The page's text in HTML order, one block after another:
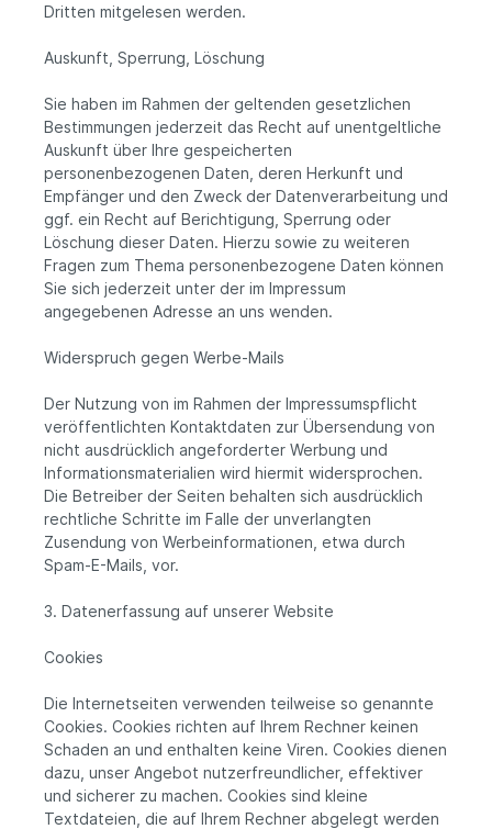
Dritten mitgelesen werden.
Auskunft, Sperrung, Löschung
Sie haben im Rahmen der geltenden gesetzlichen
Bestimmungen jederzeit das Recht auf unentgeltliche
Auskunft über Ihre gespeicherten
personenbezogenen Daten, deren Herkunft und
Empfänger und den Zweck der Datenverarbeitung und
ggf. ein Recht auf Berichtigung, Sperrung oder
Löschung dieser Daten. Hierzu sowie zu weiteren
Fragen zum Thema personenbezogene Daten können
Sie sich jederzeit unter der im Impressum
angegebenen Adresse an uns wenden.
Widerspruch gegen Werbe-Mails
Der Nutzung von im Rahmen der Impressumspflicht
veröffentlichten Kontaktdaten zur Übersendung von
nicht ausdrücklich angeforderter Werbung und
Informationsmaterialien wird hiermit widersprochen.
Die Betreiber der Seiten behalten sich ausdrücklich
rechtliche Schritte im Falle der unverlangten
Zusendung von Werbeinformationen, etwa durch
Spam-E-Mails, vor.
3. Datenerfassung auf unserer Website
Cookies
Die Internetseiten verwenden teilweise so genannte
Cookies. Cookies richten auf Ihrem Rechner keinen
Schaden an und enthalten keine Viren. Cookies dienen
dazu, unser Angebot nutzerfreundlicher, effektiver
und sicherer zu machen. Cookies sind kleine
Textdateien, die auf Ihrem Rechner abgelegt werden